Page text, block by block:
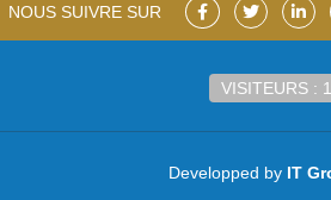
NOUS SUIVRE SUR
VISITEURS :
Developped by IT